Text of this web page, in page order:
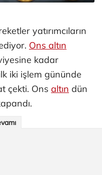
yatırımcıların
Ons altın
kadar
iki işlem gününde
çekti. Ons altın dün